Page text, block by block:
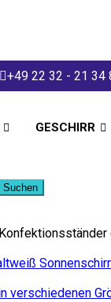
+49 22 32 - 21 34
GESCHIRR
Suchen
Konfektionsständer